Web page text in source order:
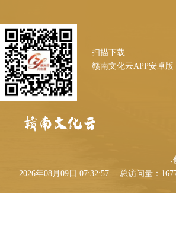
扫描下载
赣南文化云APP安卓版
2026年08月09日 07:32:57
总访问量：